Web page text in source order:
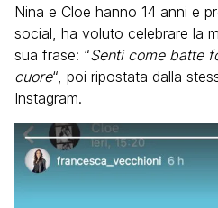
Nina e Cloe hanno 14 anni e
social, ha voluto celebrare la
sua frase: “Senti come batte
cuore“, poi ripostata dalla
Instagram.